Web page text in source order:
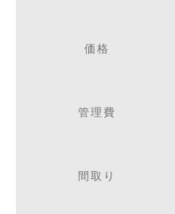
価格
管理費
間取り